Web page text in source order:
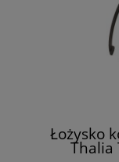
Łożysko
Thalia